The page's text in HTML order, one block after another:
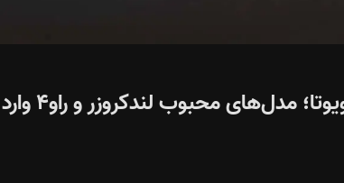
محبوب لندکروزر و راو۴ وارد دنیا خودرو برقی می‌شوند